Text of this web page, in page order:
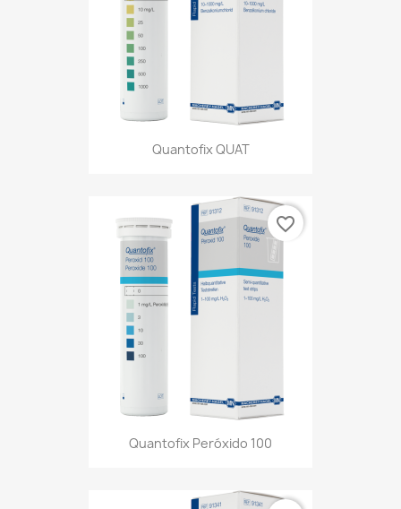
Quantofix QUAT
Quantofix Peróxido 100
favorite_border